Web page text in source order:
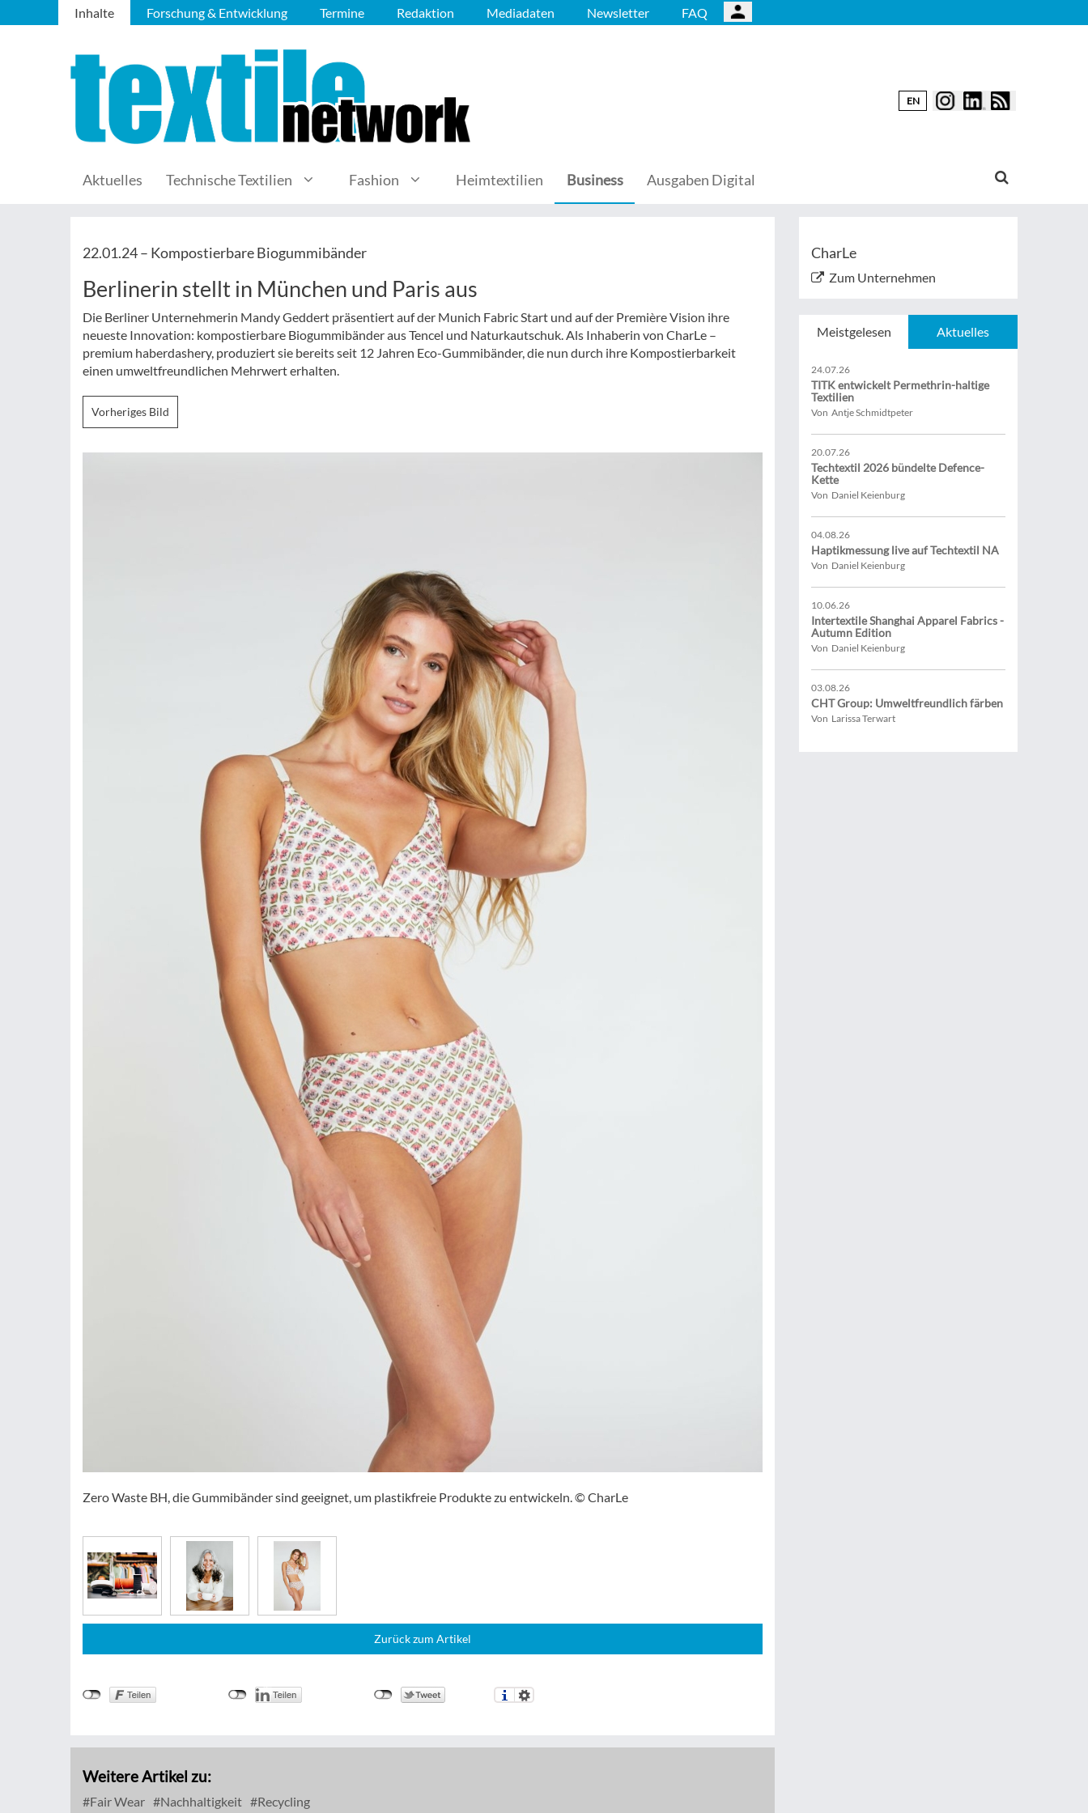
Inhalte Forschung & Entwicklung Termine Redaktion Mediadaten Newsletter FAQ
EN
Aktuelles Technische Textilien Fashion Heimtextilien Business Ausgaben Digital
22.01.24 – Kompostierbare Biogummibänder
Berlinerin stellt in München und Paris aus
Die Berliner Unternehmerin Mandy Geddert präsentiert auf der Munich Fabric Start und auf der Première Vision ihre
neueste Innovation: kompostierbare Biogummibänder aus Tencel und Naturkautschuk. Als Inhaberin von CharLe –
premium haberdashery, produziert sie bereits seit 12 Jahren Eco-Gummibänder, die nun durch ihre Kompostierbarkeit
einen umweltfreundlichen Mehrwert erhalten.
Vorheriges Bild
Zero Waste BH, die Gummibänder sind geeignet, um plastikfreie Produkte zu entwickeln. © CharLe
Zurück zum Artikel
Weitere Artikel zu:
Fair Wear Nachhaltigkeit Recycling
CharLe
Zum Unternehmen
Meistgelesen Aktuelles
24.07.26
TITK entwickelt Permethrin-haltige
Textilien
Von Antje Schmidtpeter
20.07.26
Techtextil 2026 bündelte Defence-
Kette
Von Daniel Keienburg
04.08.26
Haptikmessung live auf Techtextil NA
Von Daniel Keienburg
10.06.26
Intertextile Shanghai Apparel Fabrics -
Autumn Edition
Von Daniel Keienburg
03.08.26
CHT Group: Umweltfreundlich färben
Von Larissa Terwart